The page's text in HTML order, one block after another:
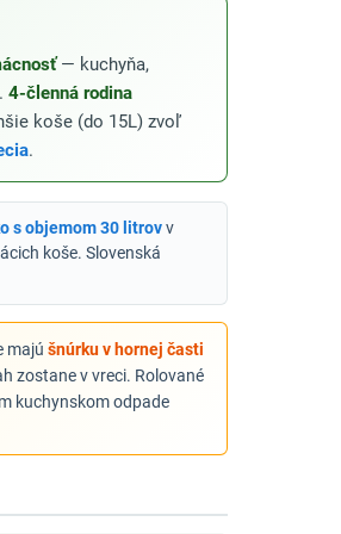
— kuchyňa,
4-členná rodina
koše (do 15L) zvoľ
.
s objemom 30 litrovv
koše. Slovenská
majú šnúrku v hornej časti
zostane v vreci. Rolované
kuchynskom odpade